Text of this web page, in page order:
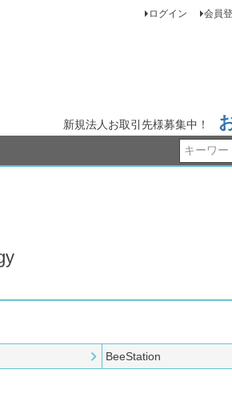
ログイン 会員
新規法人お取引先様募集中！
BeeStation